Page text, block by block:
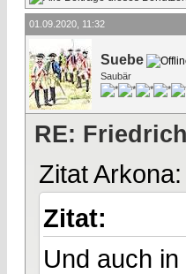
01.09.2020, 11:32
Suebe
Saubär
RE:
Zitat Arkona:
Zitat:
Und auch